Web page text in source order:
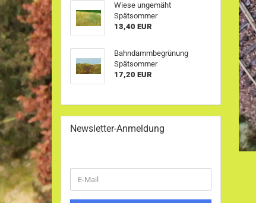
Wiese ungemäht
Spätsommer
13,40 EUR
Bahndammbegrünung
Spätsommer
17,20 EUR
Newsletter-Anmeldung
ZUR
E-
Mail